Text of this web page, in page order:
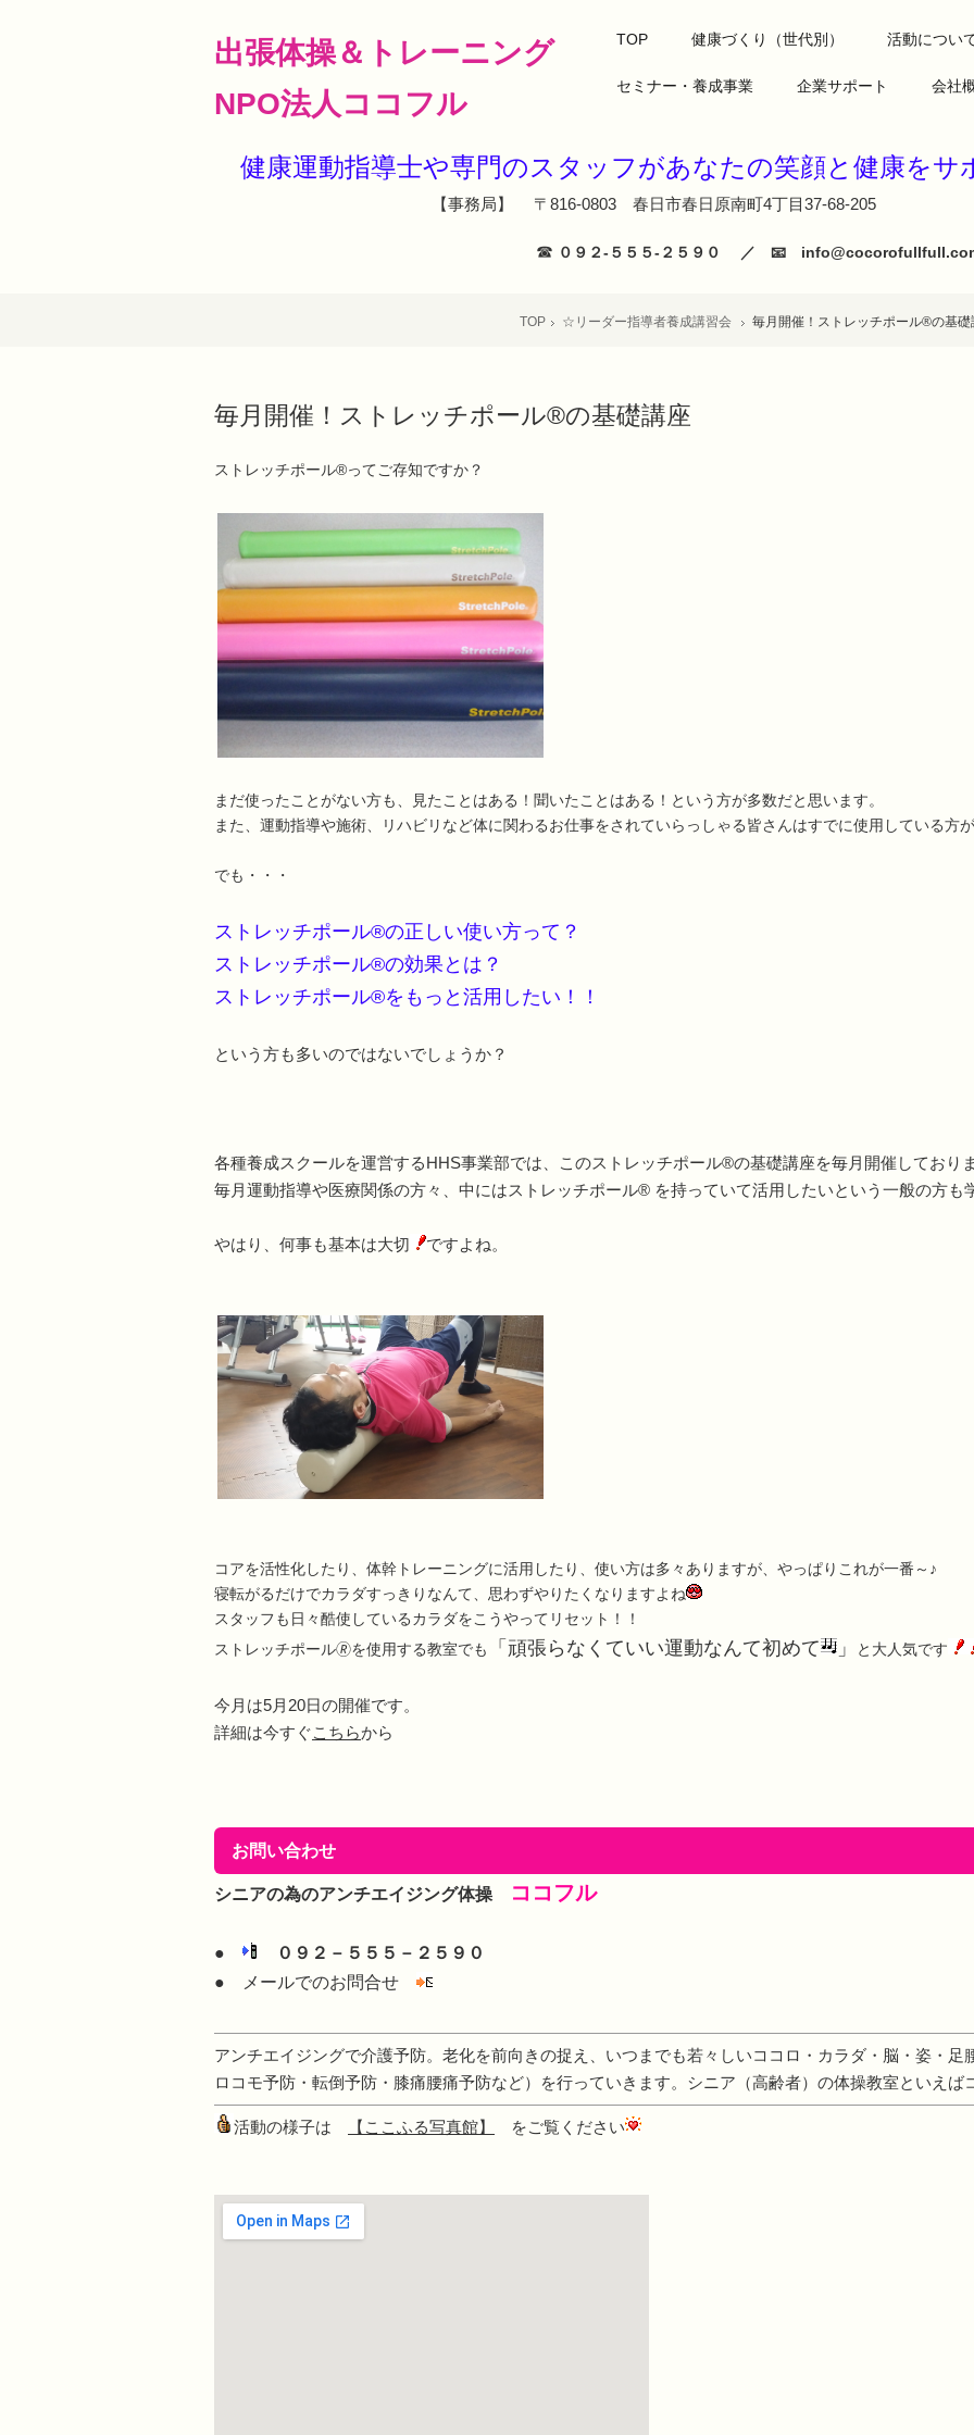
出張体操＆トレーニング
NPO法人ココフル
TOP 健康づくり（世代別） 活動につい
セミナー・養成事業 企業サポート 会社
健康運動指導士や専門のスタッフがあなたの笑顔と健
【事務局】 〒816-0803 春日市春日原南町4丁目37-68-205
☎ ０９２‐５５５‐２５９０ ／ 📧
TOP ☆リーダー指導者養成講習会 毎月開催！ストレッチポール®の基礎
毎月開催！ストレッチポール®の基礎講座
ストレッチポール®ってご存知ですか？
まだ使ったことがない方も、見たことはある！聞いたことはある！という方が多数だと思います。
また、運動指導や施術、リハビリなど体に関わるお仕事をされていらっしゃる皆さんはすでに使用している方が
でも・・・
ストレッチポール®の正しい使い方って？
ストレッチポール®の効果とは？
ストレッチポール®をもっと活用したい！！
という方も多いのではないでしょうか？
各種養成スクールを運営するHHS事業部では、このストレッチポール®の基礎講座を毎月開催しておりま
毎月運動指導や医療関係の方々、中にはストレッチポール® を持っていて活用したいという一般の方も
やはり、何事も基本は大切 ですよね。
コアを活性化したり、体幹トレーニングに活用したり、使い方は多々ありますが、やっぱりこれが一番～♪
寝転がるだけでカラダすっきりなんて、思わずやりたくなりますよね
スタッフも日々酷使しているカラダをこうやってリセット！！
ストレッチポール🄬を使用する教室でも
「頑張らなくていい運動なんて初めて 」 と大人気です
今月は5月20日の開催です。
詳細は今すぐこちらから
お問い合わせ
シニアの為のアンチエイジング体操 ココフル
●
０９２－５５５－２５９０
● メールでのお問合せ
アンチエイジングで介護予防。老化を前向きの捉え、いつまでも若々しいココロ・カラダ・脳・姿・足
ロコモ予防・転倒予防・膝痛腰痛予防など）を行っていきます。シニア（高齢者）の体操教室といえば
活動の様子は 【ここふる写真館】 をご覧ください